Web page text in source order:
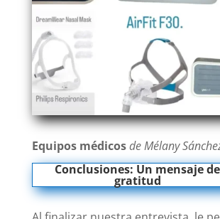
Equipos médicosde Mélany
Conclusiones: Un mensaje de
gratitud